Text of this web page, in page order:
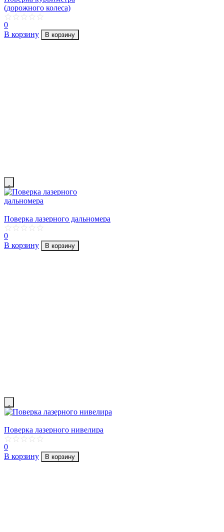
(дорожного колеса)
0
В корзину
В корзину
Поверка лазерного дальномера
0
В корзину
В корзину
Поверка лазерного нивелира
0
В корзину
В корзину